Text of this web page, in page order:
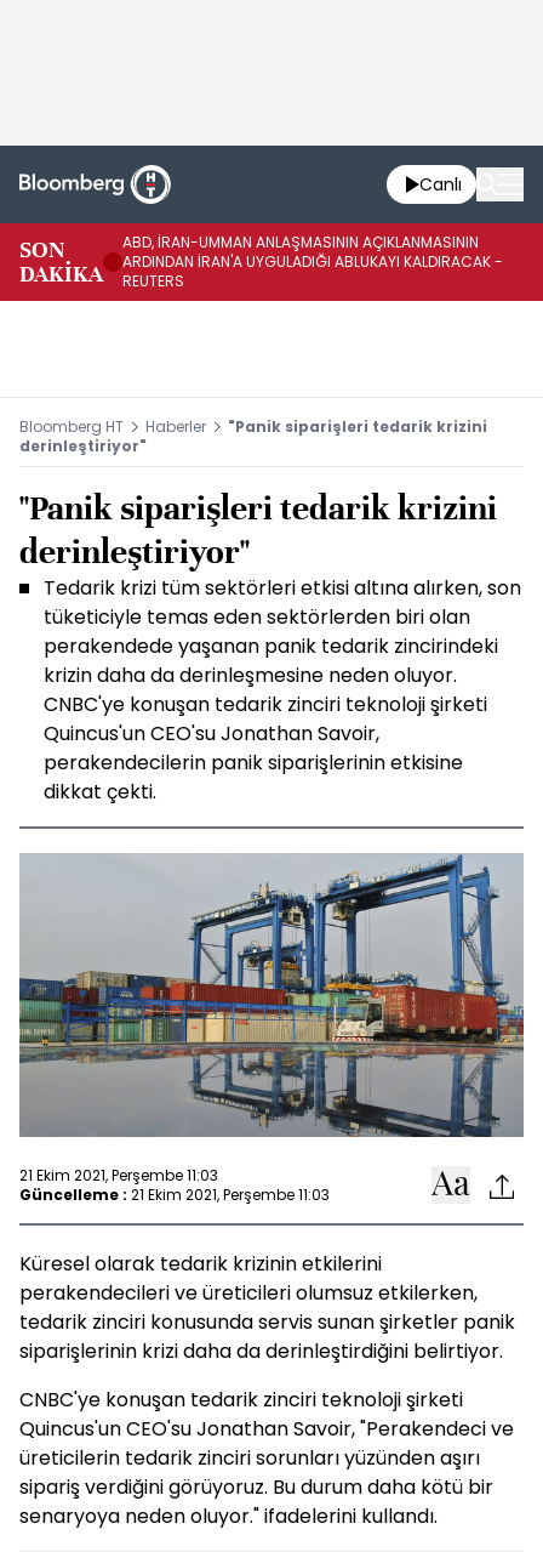
Canlı
SON
DAKİKA
ABD, İRAN-UMMAN ANLAŞMASININ AÇIKLANMASININ
ARDINDAN İRAN'A UYGULADIĞI ABLUKAYI KALDIRACAK -
REUTERS
Bloomberg HT Haberler
"Panik siparişleri tedarik krizini
derinleştiriyor"
"Panik siparişleri tedarik krizini
derinleştiriyor"
Tedarik krizi tüm sektörleri etkisi altına alırken, son
tüketiciyle temas eden sektörlerden biri olan
perakendede yaşanan panik tedarik zincirindeki
krizin daha da derinleşmesine neden oluyor.
CNBC'ye konuşan tedarik zinciri teknoloji şirketi
Quincus'un CEO'su Jonathan Savoir,
perakendecilerin panik siparişlerinin etkisine
dikkat çekti.
21 Ekim 2021, Perşembe 11:03
Güncelleme : 21 Ekim 2021, Perşembe 11:03
Küresel olarak tedarik krizinin etkilerini
perakendecileri ve üreticileri olumsuz etkilerken,
tedarik zinciri konusunda servis sunan şirketler panik
siparişlerinin krizi daha da derinleştirdiğini belirtiyor.
CNBC'ye konuşan tedarik zinciri teknoloji şirketi
Quincus'un CEO'su Jonathan Savoir, "Perakendeci ve
üreticilerin tedarik zinciri sorunları yüzünden aşırı
sipariş verdiğini görüyoruz. Bu durum daha kötü bir
senaryoya neden oluyor." ifadelerini kullandı.